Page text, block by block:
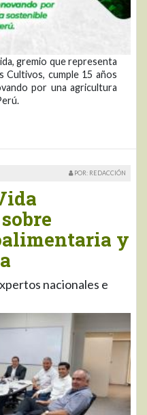
gremio que representa
Cultivos, cumple 15 años
por una agricultura
POR: REDACCIÓN
y
nacionales e